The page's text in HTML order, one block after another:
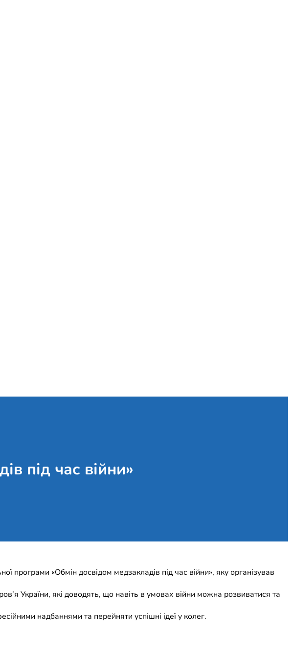
Святого Мартина"
під час війни»
програми «Обмін досвідом медзакладів під час війни», яку організував
України, які доводять, що навіть в умовах війни можна розвиватися та
надбаннями та перейняти успішні ідеї у колег.